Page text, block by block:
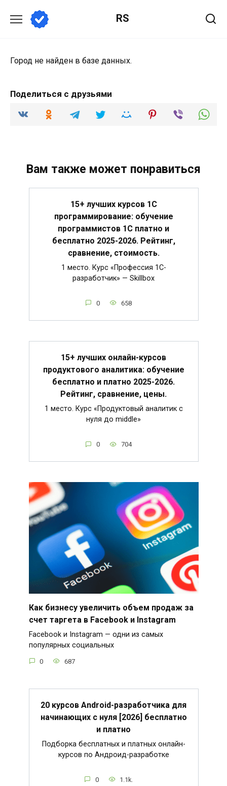
содержанию
RS
Город не найден в базе данных.
Поделиться с друзьями
Вам также может понравиться
15+ лучших курсов 1С
программирование: обучение
программистов 1С платно и
бесплатно 2025-2026. Рейтинг,
сравнение, стоимость.
1 место. Курс «Профессия 1C-
разработчик» — Skillbox
0 658
15+ лучших онлайн-курсов
продуктового аналитика: обучение
бесплатно и платно 2025-2026.
Рейтинг, сравнение, цены.
1 место. Курс «Продуктовый аналитик с
нуля до middle»
0 704
Как бизнесу увеличить объем продаж за
счет таргета в Facebook и Instagram
Facebook и Instagram — одни из самых
популярных социальных
0 687
20 курсов Android-разработчика для
начинающих с нуля [2026] бесплатно
и платно
Подборка бесплатных и платных онлайн-
курсов по Андроид-разработке
0 1.1k.